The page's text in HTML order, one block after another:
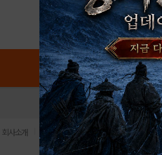
로그인 PC
회사소개 이용약관 | 개인정보 처리방침 | 청소